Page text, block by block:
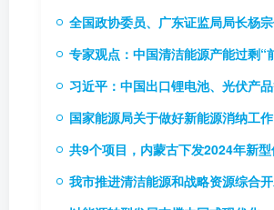
全国政协委员、广东证监局局长杨宗儒:加快推进碳市场立法进程 研究
专家观点：中国清洁能源产能过剩“前
习近平：中国出口锂电池、光伏产品等，为全球应对气候变化和绿色低碳转
国家能源局关于做好新能源消纳工作 保障新能源高质
共9个项目，内蒙古下发2024年新型储能专项行动
我市推进清洁能源和战略资源综合开发利用